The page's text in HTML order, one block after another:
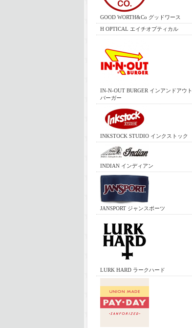
GOOD WORTH&Co グッドワース
H OPTICAL エイチオプティカル
IN-N-OUT BURGER インアンドアウト
バーガー
INKSTOCK STUDIO インクストック
INDIAN インディアン
JANSPORT ジャンスポーツ
LURK HARD ラークハード